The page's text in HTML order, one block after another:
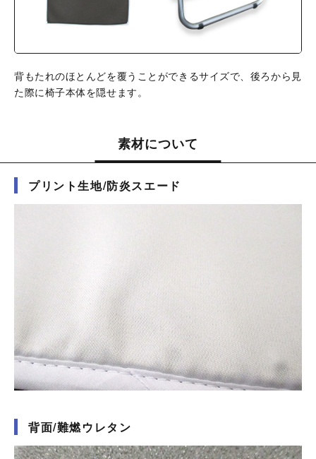
背もたれのほとんどを覆うことができるサイズで、後ろから見
た際に椅子本体を隠せます。
素材について
プリント生地/防炎スエード
背面/難燃ウレタン